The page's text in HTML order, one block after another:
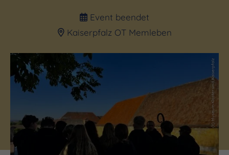
Event beendet
Kaiserpfalz OT Memleben
(c) Museum Kloster und Kaiserpfalz